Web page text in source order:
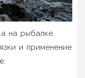
на рыбалке.
и применение